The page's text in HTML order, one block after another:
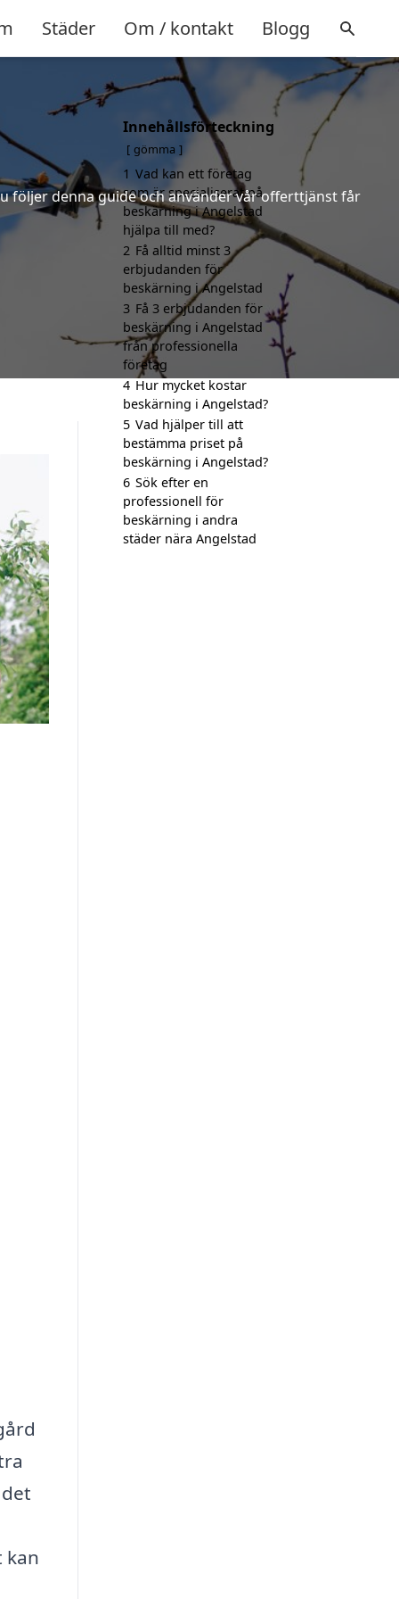
Städer Om / kontakt Blogg
följer denna guide och använder vår offerttjänst får
kan
Innehållsförteckning
gömma
1 Vad kan ett företag
som är specialiserat på
beskärning i Angelstad
hjälpa till med?
2 Få alltid minst 3
erbjudanden för
beskärning i Angelstad
3 Få 3 erbjudanden för
beskärning i Angelstad
från professionella
företag
4 Hur mycket kostar
beskärning i Angelstad?
5 Vad hjälper till att
bestämma priset på
beskärning i Angelstad?
6 Sök efter en
professionell för
beskärning i andra
städer nära Angelstad